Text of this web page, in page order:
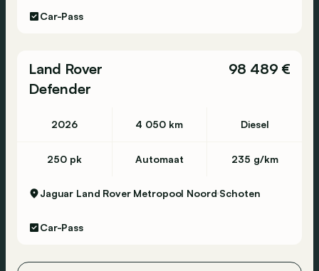
Car-Pass
Land Rover
Defender
98 489 €
2026 4 050 km Diesel
250 pk Automaat 235 g/km
Jaguar Land Rover Metropool Noord Schoten
Car-Pass